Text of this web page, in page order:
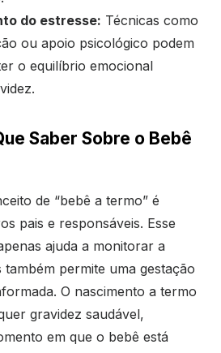
do estresse: Técnicas como
ou apoio psicológico podem
o equilíbrio emocional
Saber Sobre o Bebê
de “bebê a termo” é
pais e responsáveis. Esse
ajuda a monitorar a
permite uma gestação
O nascimento a termo
gravidez saudável,
em que o bebê está